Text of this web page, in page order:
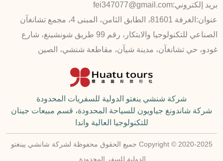
بريد إلكتروني:fei347077@gmail.com
عنوان:
الغرفة 81601، الطابق الثامن، المبنى 4، مجمع تشانغآن
الصناعي للتكنولوجيا والابتكار، رقم 99 طريق شونشينغ، شارع
غودو، حي تشانغآن، مدينة شيآن، مقاطعة شنشي، الصين
شركة شنشي ينغتو الدولية للسفريات المحدودة
شركة شاندونغ جياويون للسياحة المحدودة، قسم مبيعات جينان
للتكنولوجيا العالية واندا
Copyright © 2020-2025 جميع الحقوق محفوظة لشركة شانشي يينغتو
الدولية للسفر المحدودة.